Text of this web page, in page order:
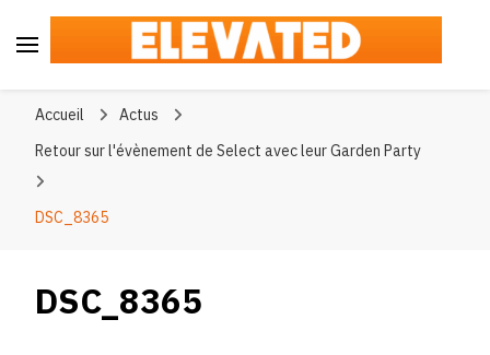
Accueil
Actus
Retour sur l'évènement de Select avec leur Garden Party
DSC_8365
DSC_8365